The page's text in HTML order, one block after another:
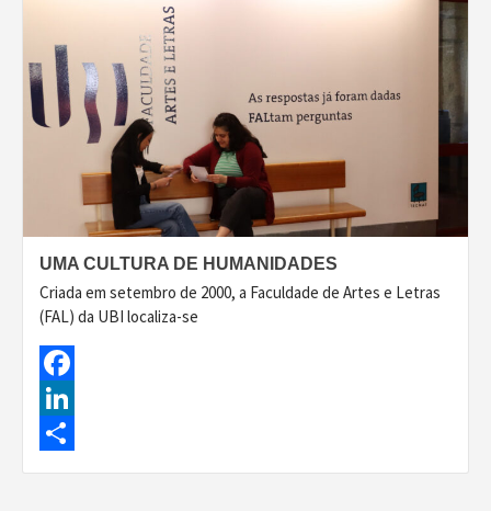
UMA CULTURA DE HUMANIDADES
Criada em setembro de 2000, a Faculdade de Artes e Letras
(FAL) da UBI localiza-se
Facebook
LinkedIn
Share